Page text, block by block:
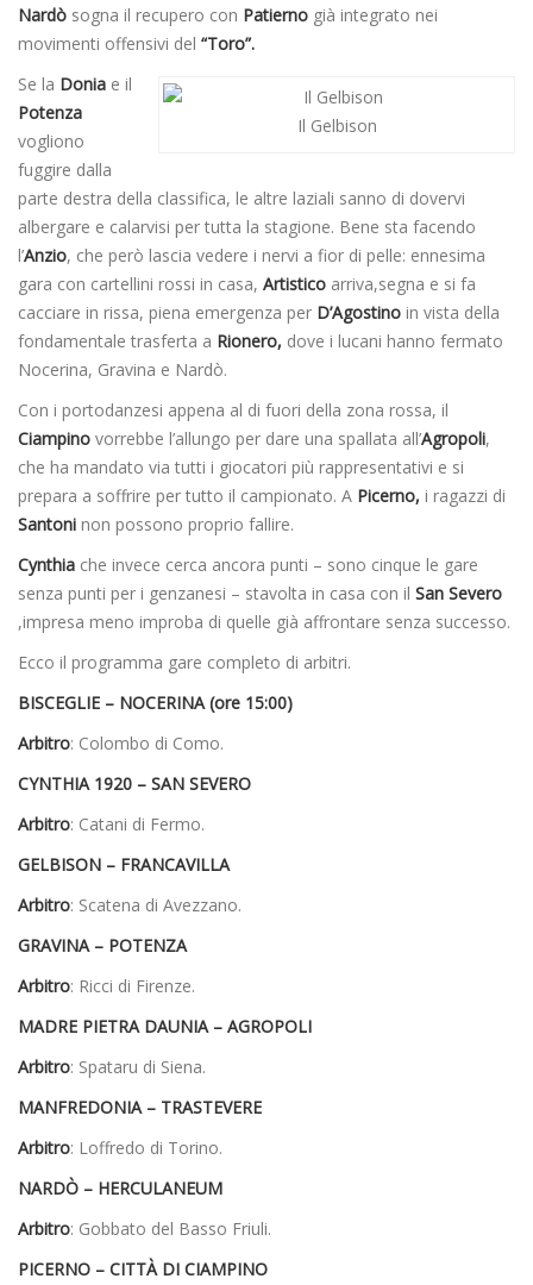
Nardò sogna il recupero con Patierno già integrato nei
movimenti offensivi del “Toro”.
Il Gelbison
Se la Donia e il
Potenza
vogliono
fuggire dalla
parte destra della classifica, le altre laziali sanno di dovervi
albergare e calarvisi per tutta la stagione. Bene sta facendo
l’Anzio, che però lascia vedere i nervi a fior di pelle: ennesima
gara con cartellini rossi in casa, Artistico arriva,segna e si fa
cacciare in rissa, piena emergenza per D’Agostino in vista della
fondamentale trasferta a Rionero, dove i lucani hanno fermato
Nocerina, Gravina e Nardò.
Con i portodanzesi appena al di fuori della zona rossa, il
Ciampino vorrebbe l’allungo per dare una spallata all’Agropoli,
che ha mandato via tutti i giocatori più rappresentativi e si
prepara a soffrire per tutto il campionato. A Picerno, i ragazzi di
Santoni non possono proprio fallire.
Cynthia che invece cerca ancora punti – sono cinque le gare
senza punti per i genzanesi – stavolta in casa con il San Severo
,impresa meno improba di quelle già affrontare senza successo.
Ecco il programma gare completo di arbitri.
BISCEGLIE – NOCERINA (ore 15:00)
Arbitro: Colombo di Como.
CYNTHIA 1920 – SAN SEVERO
Arbitro: Catani di Fermo.
GELBISON – FRANCAVILLA
Arbitro: Scatena di Avezzano.
GRAVINA – POTENZA
Arbitro: Ricci di Firenze.
MADRE PIETRA DAUNIA – AGROPOLI
Arbitro: Spataru di Siena.
MANFREDONIA – TRASTEVERE
Arbitro: Loffredo di Torino.
NARDÒ – HERCULANEUM
Arbitro: Gobbato del Basso Friuli.
PICERNO – CITTÀ DI CIAMPINO